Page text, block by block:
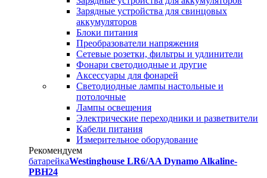
Зарядные устройства для свинцовых
аккумуляторов
Блоки питания
Преобразователи напряжения
Сетевые розетки, фильтры и удлинители
Фонари светодиодные и другие
Аксессуары для фонарей
Светодиодные лампы настольные и
потолочные
Лампы освещения
Электрические переходники и разветвители
Кабели питания
Измерительное оборудование
Рекомендуем
батарейкаWestinghouse LR6/AA Dynamo Alkaline-
PBH24